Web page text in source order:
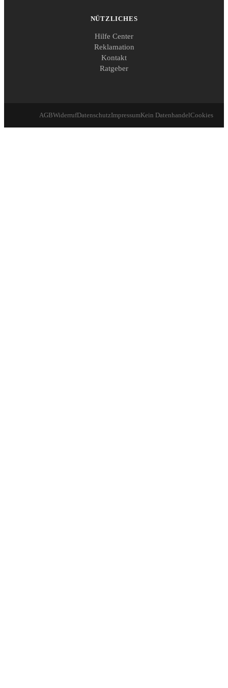
NÜTZLICHES
Hilfe Center
Reklamation
Kontakt
Ratgeber
AGBWiderrufDatenschutzImpressumKein DatenhandelCookies